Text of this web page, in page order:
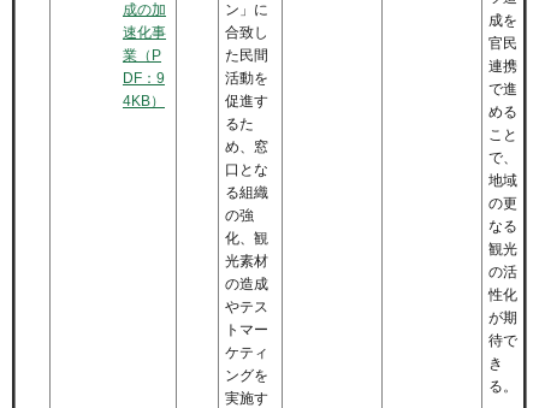
成の加
速化事
業（P
DF：9
4KB）
ン」に
合致し
た民間
活動を
促進す
るた
め、窓
口とな
る組織
の強
化、観
光素材
の造成
やテス
トマー
ケティ
ングを
実施す
成を
官民
連携
で進
める
こと
で、
地域
の更
なる
観光
の活
性化
が期
待で
き
る。